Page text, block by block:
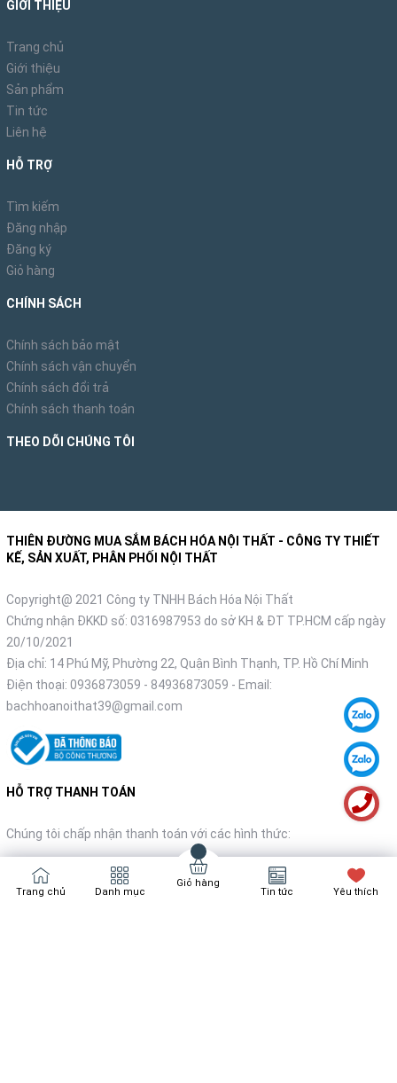
GIỚI THIỆU
Trang chủ
Giới thiệu
Sản phẩm
Tin tức
Liên hệ
HỖ TRỢ
Tìm kiếm
Đăng nhập
Đăng ký
Giỏ hàng
CHÍNH SÁCH
Chính sách bảo mật
Chính sách vận chuyển
Chính sách đổi trả
Chính sách thanh toán
THEO DÕI CHÚNG TÔI
THIÊN ĐƯỜNG MUA SẮM BÁCH HÓA NỘI THẤT - CÔNG TY THIẾT
KẾ, SẢN XUẤT, PHÂN PHỐI NỘI THẤT
Copyright@ 2021 Công ty TNHH Bách Hóa Nội Thất
Chứng nhận ĐKKD số: 0316987953 do sở KH & ĐT TP.HCM cấp ngày
20/10/2021
Địa chỉ: 14 Phú Mỹ, Phường 22, Quận Bình Thạnh, TP. Hồ Chí Minh
Điện thoại: 0936873059 - 84936873059 - Email:
bachhoanoithat39@gmail.com
HỖ TRỢ THANH TOÁN
Chúng tôi chấp nhận thanh toán với các hình thức:
Trang chủ Danh mục
Giỏ hàng
Tin tức Yêu thích